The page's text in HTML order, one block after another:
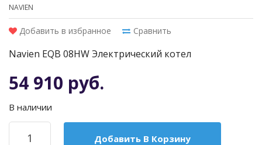
NAVIEN
Добавить в избранное Сравнить
Navien EQB 08HW Электрический котел
54 910 руб.
В наличии
Добавить В Корзину